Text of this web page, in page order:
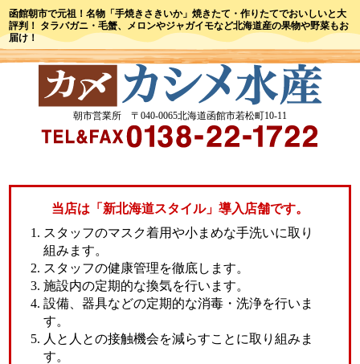
函館朝市で元祖！名物「手焼きさきいか」焼きたて・作りたてでおいしいと大
評判！
タラバガニ・毛蟹、メロンやジャガイモなど北海道産の果物や野菜もお
届け！
朝市営業所 〒040‐0065北海道函館市若松町10-11
当店は「新北海道スタイル」導入店舗です。
スタッフのマスク着用や小まめな手洗いに取り
組みます。
スタッフの健康管理を徹底します。
施設内の定期的な換気を行います。
設備、器具などの定期的な消毒・洗浄を行いま
す。
人と人との接触機会を減らすことに取り組みま
す。